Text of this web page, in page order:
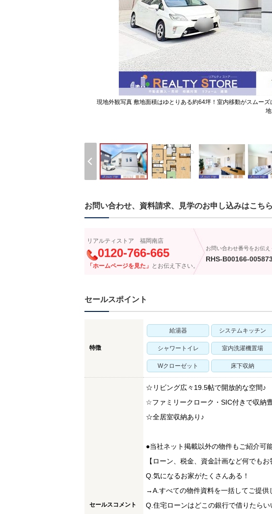
現地外観写真 敷地面積はゆとりある約64坪！室内移動がスムー
お問い合わせ、資料請求、見学のお申し込みはこち
リアルティストア 福岡南店
0120-766-665
「ホームページを見た」 とお伝え下さい。
お問い合わせ番号をお伝え
RHS-B00166-
セールスポイント
特徴
給湯器 システムキッチン
シャワートイレ 室内洗濯機置場
Wクローゼット 床下収納
セールスコメント
☆リビング広々19.5帖で開放的な空間♪
☆ファミリークローク・SIC付きで収納
☆全居室収納あり♪
●当社ネット掲載以外の物件もご紹介可
【ローン、税金、資金計画など何でもお
Q.気になるお家がたくさんある！
→A.すべての物件資料を一括してご提供
Q.住宅ローンはどこの銀行で借りたらい